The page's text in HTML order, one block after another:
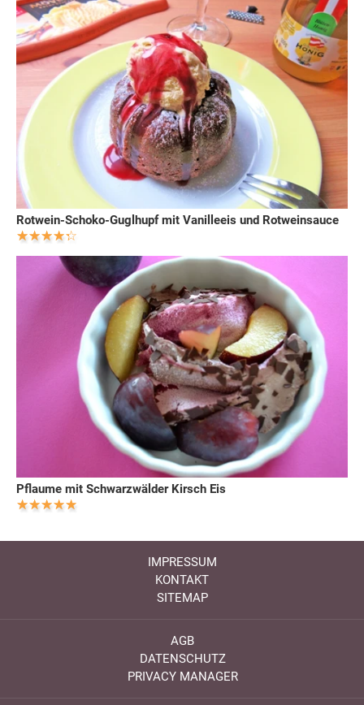
Rotwein-Schoko-Guglhupf mit Vanilleeis und Rotweinsauce
Pflaume mit Schwarzwälder Kirsch Eis
IMPRESSUM
KONTAKT
SITEMAP
AGB
DATENSCHUTZ
PRIVACY MANAGER